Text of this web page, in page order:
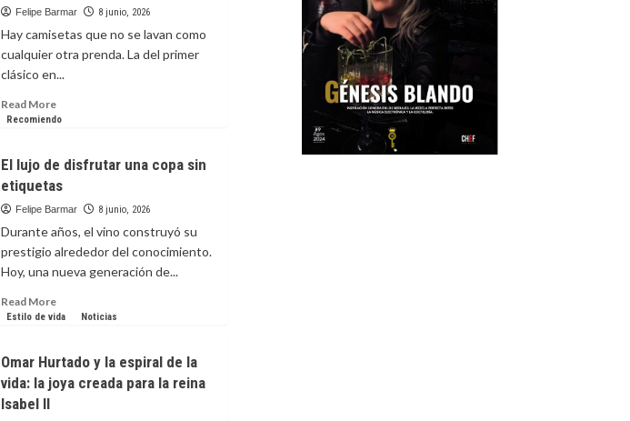
vehículos
definidos
por
Google
Felipe Barmar 8 junio, 2026
Hay camisetas que no se lavan como
cualquier otra prenda. La del primer
clásico en...
Read MoreRead
more
la
inteligencia
artificial
los
símbolos
del
Recomiendo
El lujo de disfrutar una copa sin
etiquetas
Felipe Barmar 8 junio, 2026
Durante años, el vino construyó su
prestigio alrededor del conocimiento.
Hoy, una nueva generación de...
Read MoreRead
more
lujo
de
Estilo de vida Noticias
Omar Hurtado y la espiral de la
vida: la joya creada para la reina
Isabel II